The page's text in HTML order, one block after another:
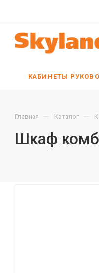
КАБИНЕТЫ
Главная — Каталог —
Шкаф